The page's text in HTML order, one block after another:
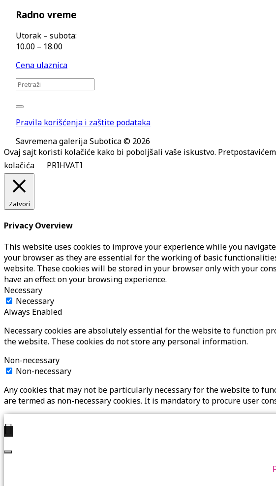
Radno vreme
Utorak – subota:
10.00 – 18.00
Cena ulaznica
Pravila korišćenja i zaštite podataka
Savremena galerija Subotica © 2026
Ovaj sajt koristi kolačiće kako bi poboljšali vaše iskustvo.
kolačića
PRIHVATI
Zatvori
Privacy Overview
This website uses cookies to improve your experience while you
your browser as they are essential for the working of basic
website. These cookies will be stored in your browser only with your
have an effect on your browsing experience.
Necessary
Necessary
Always Enabled
Necessary cookies are absolutely essential for the website to function
the website. These cookies do not store any personal information.
Non-necessary
Non-necessary
Any cookies that may not be particularly necessary for the website to
are termed as non-necessary cookies. It is mandatory to procure user